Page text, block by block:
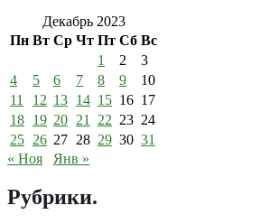
Декабрь 2023
Пн Вт Ср Чт Пт Сб Вс
1
2
3
4
5 6 7 8 9
10
11
12 13 14 15 16 17
18 19 20 21 22 23 24
25 26 27 28 29 30 31
« Ноя
Янв »
Рубрики.